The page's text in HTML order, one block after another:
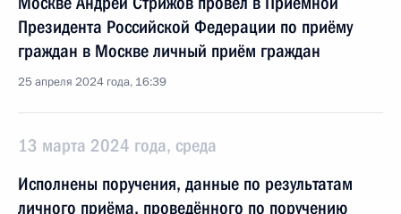
Президента Российской Федерации по приёму
граждан в Москве личный приём граждан
25 апреля 2024 года, 16:39
13 марта 2024 года, среда
Исполнены поручения, данные по результатам
личного приёма, проведённого по поручению